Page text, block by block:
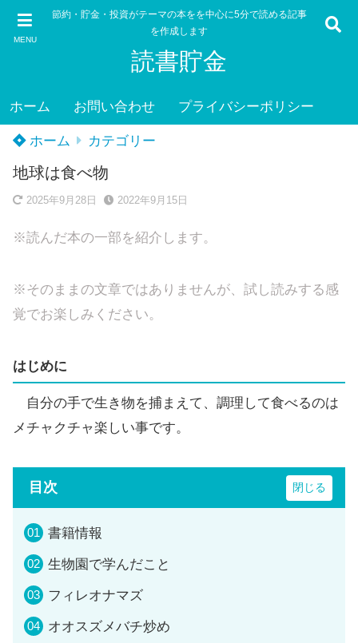
MENU
節約・貯金・投資がテーマの本をを中心に5分で読める記事
を作成します
読書貯金
ホーム お問い合わせ プライバシーポリシー
ホーム カテゴリー
地球は食べ物
2025年9月28日 2022年9月15日
※読んだ本の一部を紹介します。
※そのままの文章ではありませんが、試し読みする感
覚でお楽しみください。
はじめに
自分の手で生き物を捕まえて、調理して食べるのは
メチャクチャ楽しい事です。
目次
書籍情報
生物園で学んだこと
フィレオナマズ
オオスズメバチ炒め